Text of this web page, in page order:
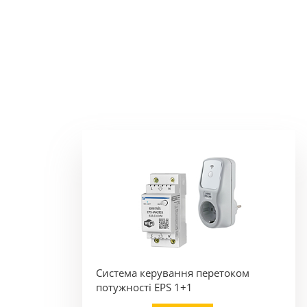
Система керування перетоком
потужності EPS 1+1